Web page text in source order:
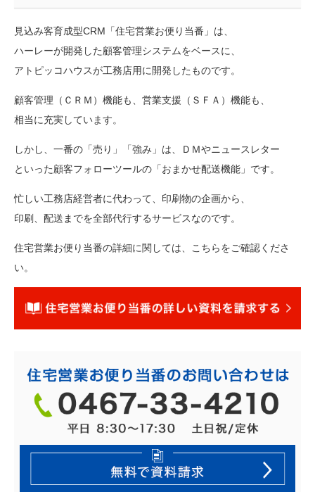
見込み客育成型CRM「住宅営業お便り当番」は、
ハーレーが開発した顧客管理システムをベースに、
アトピッコハウスが工務店用に開発したものです。
顧客管理（ＣＲＭ）機能も、営業支援（ＳＦＡ）機能も、
相当に充実しています。
しかし、一番の「売り」「強み」は、ＤＭやニュースレター
といった顧客フォローツールの「おまかせ配送機能」です。
忙しい工務店経営者に代わって、印刷物の企画から、
印刷、配送までを全部代行するサービスなのです。
住宅営業お便り当番の詳細に関しては、こちらをご確認くださ
い。